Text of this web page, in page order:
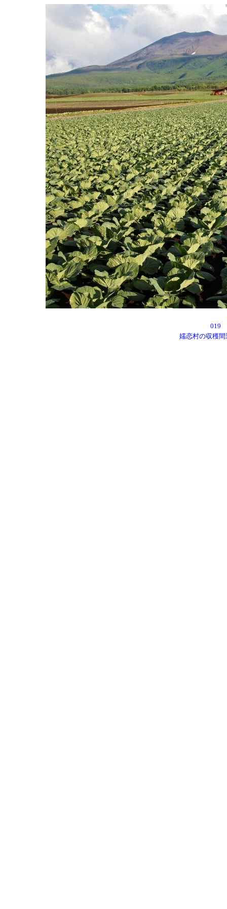
019
嬬恋村の収穫